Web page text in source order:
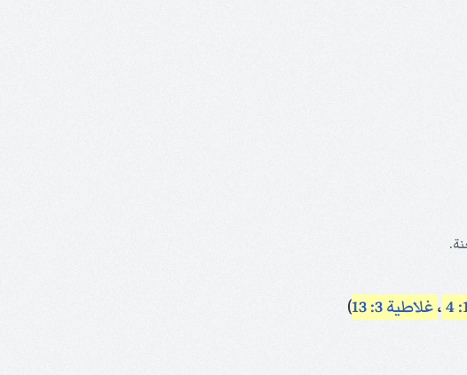
،غلاطية 3: 13 )